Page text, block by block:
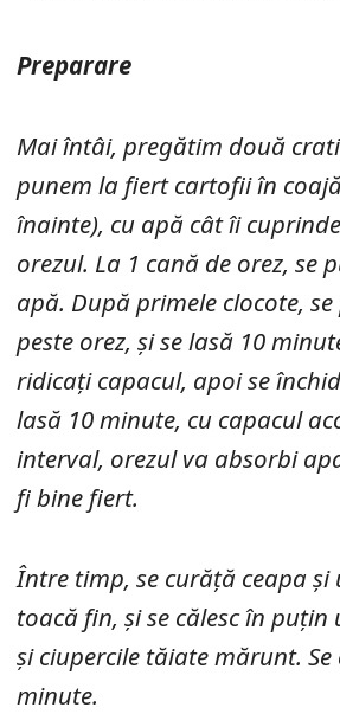
Preparare
Mai întâi, pregătim două
punem la fiert cartofii în
înainte), cu apă cât îi
orezul. La 1 cană de orez, se
apă. După primele clocote,
peste orez, și se lasă 10
ridicați capacul, apoi se
lasă 10 minute, cu capacul
interval, orezul va absorbi
fi bine fiert.
Între timp, se curăță ceapa și
toacă fin, și se călesc în puțin
și ciupercile tăiate mărunt. Se
minute.